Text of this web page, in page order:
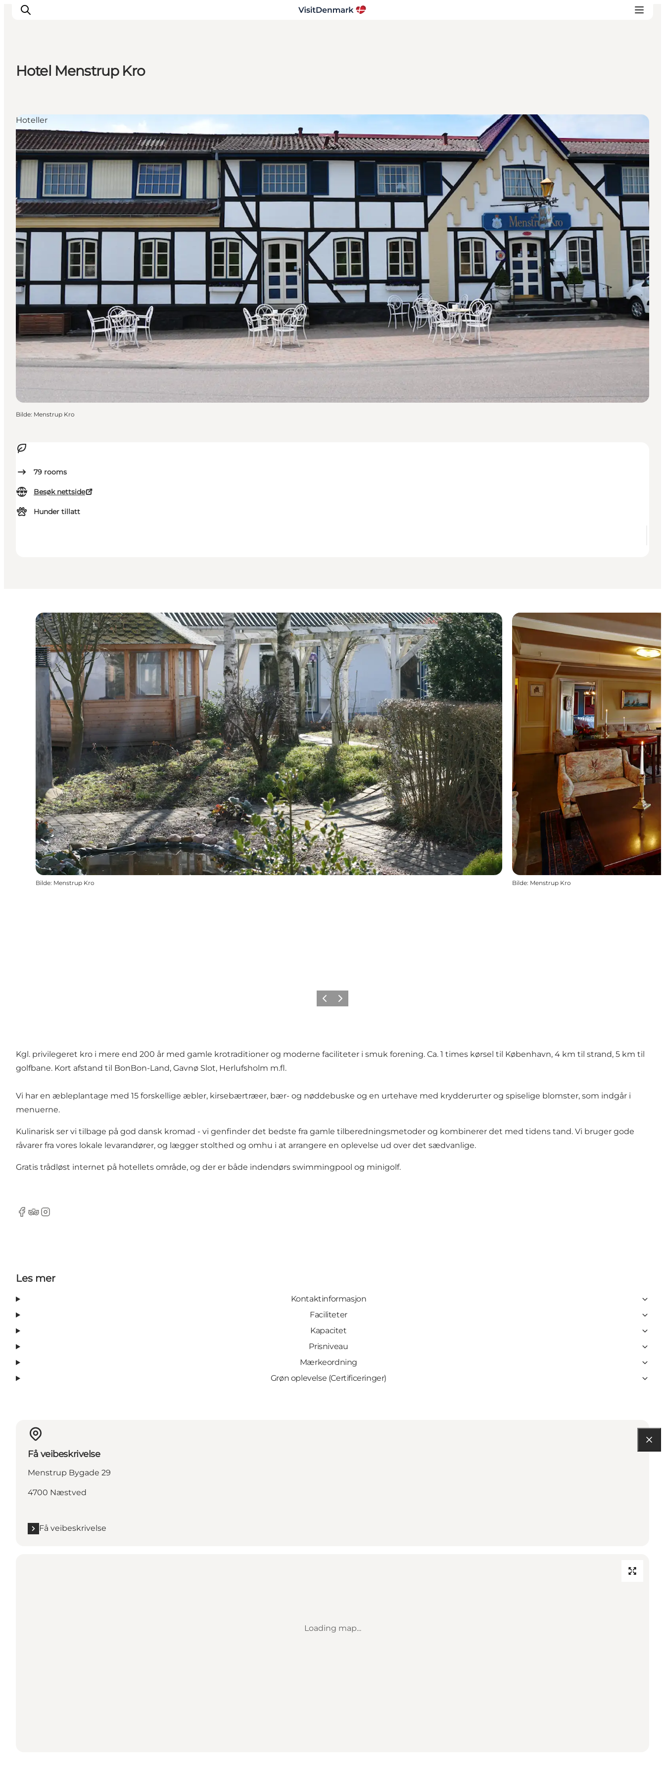
Aktiviteter
Overnatting
Planlegg reisen
Hotel Menstrup Kro
79 rooms
Besøk nettside
Hunder tillatt
Hoteller
Bilde: Menstrup Kro
Bilde: Menstrup Kro Bilde: Menstrup Kro
ForrigeNeste
Kgl. privilegeret kro i mere end 200 år med gamle krotraditioner og moderne faciliteter i smuk forening. Ca. 1 times kørsel til København, 4 km til strand, 5 km til
golfbane. Kort afstand til BonBon-Land, Gavnø Slot, Herlufsholm m.fl.
Vi har en æbleplantage med 15 forskellige æbler, kirsebærtræer, bær- og nøddebuske og en urtehave med krydderurter og spiselige blomster, som indgår i
menuerne.
Kulinarisk ser vi tilbage på god dansk kromad - vi genfinder det bedste fra gamle tilberedningsmetoder og kombinerer det med tidens tand. Vi bruger gode
råvarer fra vores lokale levarandører, og lægger stolthed og omhu i at arrangere en oplevelse ud over det sædvanlige.
Gratis trådløst internet på hotellets område, og der er både indendørs swimmingpool og minigolf.
Facebook
TripAdvisor
Instagram
Les mer
Kontaktinformasjon
Faciliteter
Kapacitet
Prisniveau
Mærkeordning
Grøn oplevelse (Certificeringer)
Få veibeskrivelse
Menstrup Bygade 29
4700 Næstved
Få veibeskrivelse
Loading map...